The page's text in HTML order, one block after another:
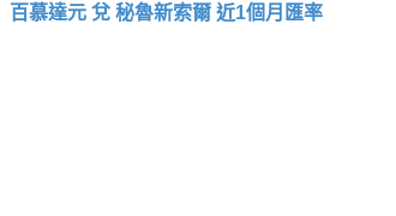
百慕達元 兌 秘魯新索爾 近1個月匯率